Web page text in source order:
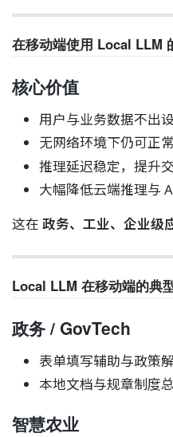
在移动端使用 Local LLM
核心价值
用户与业务数据不出
无网络环境下仍可正
推理延迟稳定，提升
大幅降低云端推理与
这在 政务、工业、企业级
Local LLM 在移动端的典
政务 / GovTech
表单填写辅助与政策
本地文档与规章制度
智慧农业